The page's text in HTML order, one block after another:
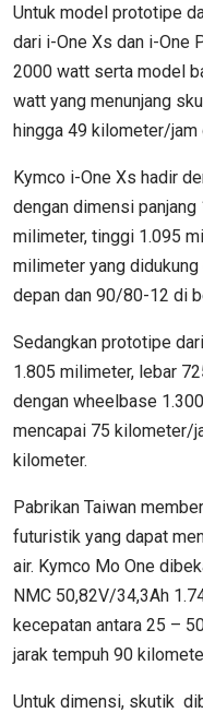
Untuk model prototipe
dari i-One Xs dan i-One
2000 watt serta model
watt yang menunjang
hingga 49 kilometer/jam
Kymco i-One Xs hadir
dengan dimensi
milimeter, tinggi 1.095
milimeter yang
depan dan 90/80-12 di
Sedangkan prototipe
1.805 milimeter, lebar
dengan wheelbase
mencapai 75 kilometer/
kilometer.
Pabrikan Taiwan
futuristik yang dapat
air. Kymco Mo One
NMC 50,82V/34,3Ah
kecepatan antara 25 –
jarak tempuh 90
Untuk dimensi, skutik